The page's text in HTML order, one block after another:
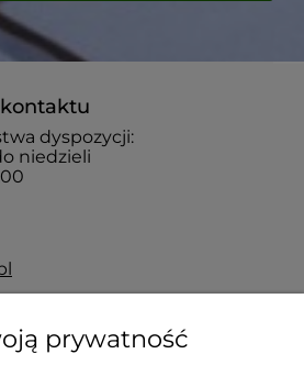
dyspozycji:
niedzieli
prywatność